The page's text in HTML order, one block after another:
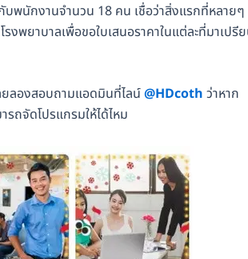
บพนักงานจำนวน 18 คน เชื่อว่าสิ่งแรกที่หลายๆ
งพยาบาลเพื่อขอใบเสนอราคาในแต่ละที่มาเปรี
ยลองสอบถามแอดมินที่ไลน์@HDcoth ว่าหาก
ถจัดโปรแกรมให้ได้ไหม